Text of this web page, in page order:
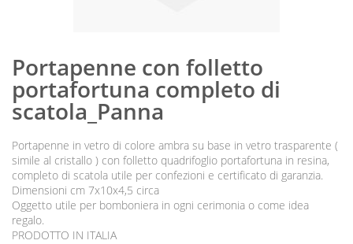
Portapenne con folletto
portafortuna completo di
scatola_Panna
Portapenne in vetro di colore ambra su base in vetro trasparente (
simile al cristallo ) con folletto quadrifoglio portafortuna in resina,
completo di scatola utile per confezioni e certificato di garanzia.
Dimensioni cm 7x10x4,5 circa
Oggetto utile per bomboniera in ogni cerimonia o come idea
regalo.
PRODOTTO IN ITALIA